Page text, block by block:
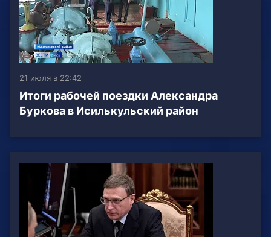
21 июля в 22:42
Итоги рабочей поездки Александра
Буркова в Исилькульский район